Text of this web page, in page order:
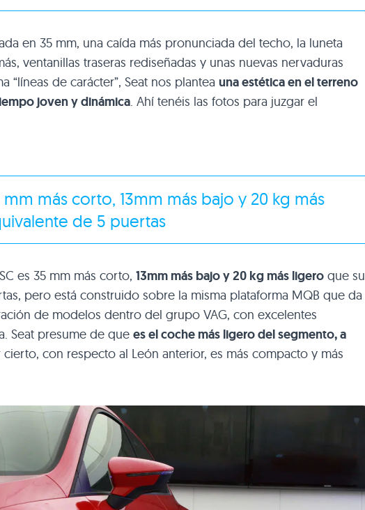
en 35 mm, una caída más pronunciada del techo, la luneta
ventanillas traseras rediseñadas y unas nuevas nervaduras
“líneas de carácter”, Seat nos plantea una estética en el terreno
joven y dinámica. Ahí tenéis las fotos para juzgar el
mm más corto, 13mm más bajo y 20 kg más
de 5 puertas
es 35 mm más corto, 13mm más bajo y 20 kg más ligero que su
pero está construido sobre la misma plataforma MQB que da
de modelos dentro del grupo VAG, con excelentes
Seat presume de que es el coche más ligero del segmento, a
cierto, con respecto al León anterior, es más compacto y más